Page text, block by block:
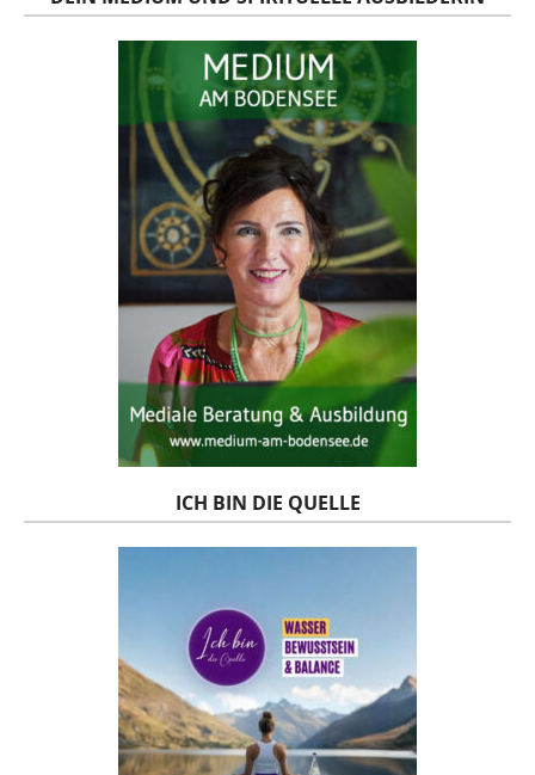
ICH BIN DIE QUELLE